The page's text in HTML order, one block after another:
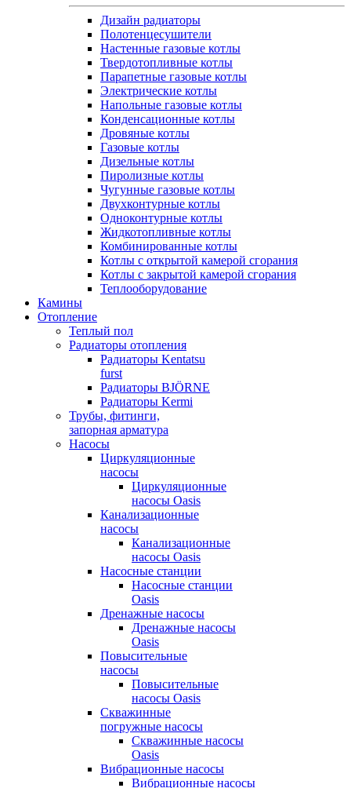
Дизайн радиаторы
Полотенцесушители
Настенные газовые котлы
Твердотопливные котлы
Парапетные газовые котлы
Электрические котлы
Напольные газовые котлы
Конденсационные котлы
Дровяные котлы
Газовые котлы
Дизельные котлы
Пиролизные котлы
Чугунные газовые котлы
Двухконтурные котлы
Одноконтурные котлы
Жидкотопливные котлы
Комбинированные котлы
Котлы с открытой камерой сгорания
Котлы с закрытой камерой сгорания
Теплооборудование
Камины
Отопление
Теплый пол
Радиаторы отопления
Радиаторы Kentatsu
furst
Радиаторы BJÖRNE
Радиаторы Kermi
Трубы, фитинги,
запорная арматура
Насосы
Циркуляционные
насосы
Циркуляционные
насосы Oasis
Канализационные
насосы
Канализационные
насосы Oasis
Насосные станции
Насосные станции
Oasis
Дренажные насосы
Дренажные насосы
Oasis
Повысительные
насосы
Повысительные
насосы Oasis
Скважинные
погружные насосы
Скважинные насосы
Oasis
Вибрационные насосы
Вибрационные насосы